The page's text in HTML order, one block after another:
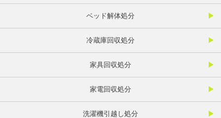
ベッド解体処分
冷蔵庫回収処分
家具回収処分
家電回収処分
洗濯機引越し処分